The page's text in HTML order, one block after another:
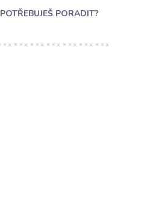
POTŘEBUJEŠ PORADIT?